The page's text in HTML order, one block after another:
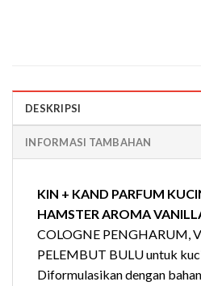
DESKRIPSI
INFORMASI TAMBAHAN
KIN + KAND PARFUM
HAMSTER AROMA
COLOGNE PENGHARUM,
PELEMBUT BULU untuk
Diformulasikan dengan